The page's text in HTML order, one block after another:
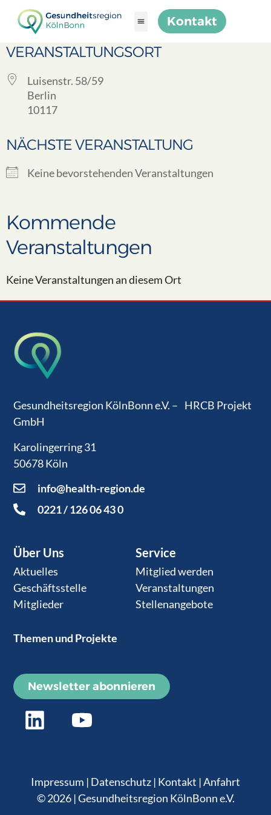
Kontakt
VERANSTALTUNGSORT
Luisenstr. 58/59
Berlin
10117
NÄCHSTE VERANSTALTUNG
Keine bevorstehenden Veranstaltungen
Kommende
Veranstaltungen
Keine Veranstaltungen an diesem Ort
Gesundheitsregion KölnBonn e.V. – HRCB Projekt
GmbH
Karolingerring 31
50678 Köln
info@health-region.de
0221 / 126 06 43 0
Über Uns
Aktuelles
Geschäftsstelle
Mitglieder
Themen und Projekte
Service
Mitglied werden
Veranstaltungen
Stellenangebote
Newsletter abonnieren
© 2026 | Gesundheitsregion KölnBonn e.V.
Impressum | Datenschutz | Kontakt |Anfahrt